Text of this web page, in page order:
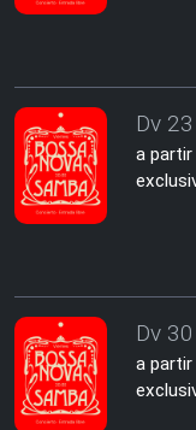
Dv
a
Dv
a